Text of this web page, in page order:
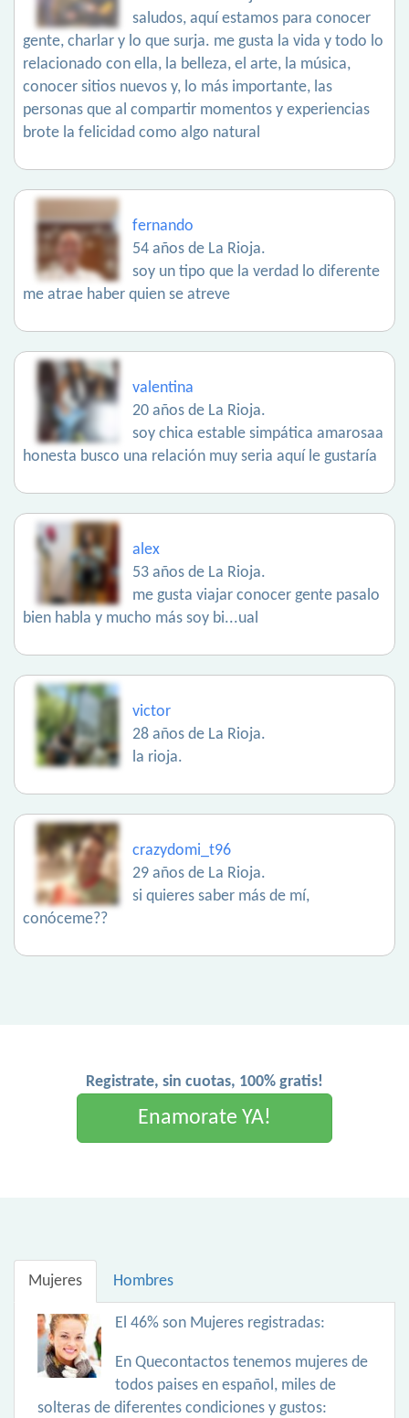
saludos, aquí estamos para conocer
gente, charlar y lo que surja. me gusta la vida y todo lo
relacionado con ella, la belleza, el arte, la música,
conocer sitios nuevos y, lo más importante, las
personas que al compartir momentos y experiencias
brote la felicidad como algo natural
fernando
54 años de La Rioja.
soy un tipo que la verdad lo diferente
me atrae haber quien se atreve
valentina
20 años de La Rioja.
soy chica estable simpática amarosaa
honesta busco una relación muy seria aquí le gustaría
alex
53 años de La Rioja.
me gusta viajar conocer gente pasalo
bien habla y mucho más soy bi...ual
victor
28 años de La Rioja.
la rioja.
crazydomi_t96
29 años de La Rioja.
si quieres saber más de mí,
conóceme??
Registrate, sin cuotas, 100% gratis!
Enamorate YA!
Mujeres Hombres
El 46% son Mujeres registradas:
En Quecontactos tenemos mujeres de
todos paises en español, miles de
solteras de diferentes condiciones y gustos: